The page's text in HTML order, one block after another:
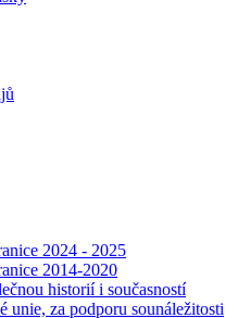
2024 - 2025
2014-2020
historií i současností
unie, za podporu sounáležitosti